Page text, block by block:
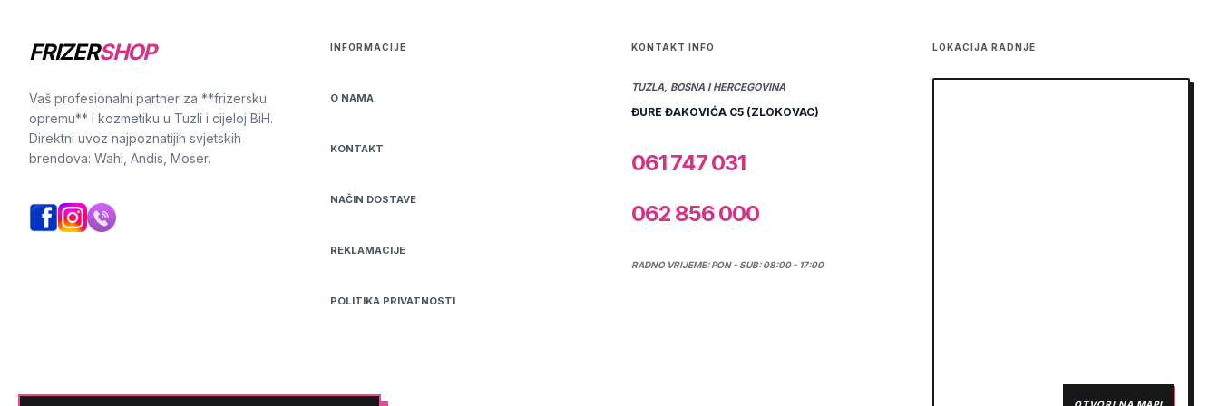
FRIZERSHOP
Vaš profesionalni partner za **frizersku
opremu** i kozmetiku u Tuzli i cijeloj BiH.
Direktni uvoz najpoznatijih svjetskih
brendova: Wahl, Andis, Moser.
INFORMACIJE
O NAMA
KONTAKT
NAČIN DOSTAVE
REKLAMACIJE
POLITIKA PRIVATNOSTI
KONTAKT INFO
TUZLA, BOSNA I HERCEGOVINA
ĐURE ĐAKOVIĆA C5 (ZLOKOVAC)
061 747 031
062 856 000
RADNO VRIJEME: PON - SUB: 08:00 - 17:00
LOKACIJA RADNJE